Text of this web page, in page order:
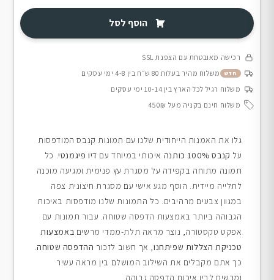
הוסף לסל
רכישה מאובטחת עם הצפנת SSL
חדש
משלוח מהיר בעלות 80 ש״ח בין 4-8 ימי עסקים
משלוח רגיל לכל הארץ בין 10-14 ימי עסקים
משלוח חינם בקניה מעל 450₪
גלו את האמנות הייחודית שלנו עם תמונות קנבס המודפסות
על קנבס 100% כותנה איכותי במיוחד עם דיו פיגמנטי. כל
תמונה מתוחה בקפידה על מסגרת עץ פנימית ומגיעה מוכנה
לתלייה מיידית. הוסף מגע אישי עם מסגרת חיצונית צפה
במגוון צבעים מרהיבים. כל התמונות שלנו מודפסות באיכות
הגבוהה ביותר באמצעות הדפסה שטוחה. עבור תמונות עם
אפקט טקסטורה, נוצר מראה תלת-ממדי מרשים באמצעות
טכניקת הצללות שפיתחנו, אך חשוב לזכור ההדפסה שטוחה.
כך אתם מקבלים את השילוב המושלם בין מראה עשיר